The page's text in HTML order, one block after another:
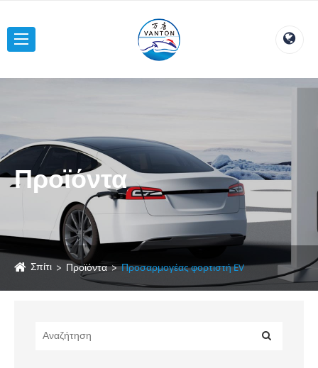
Προϊόντα
Σπίτι Προϊόντα Προσαρμογέας φορτιστή EV